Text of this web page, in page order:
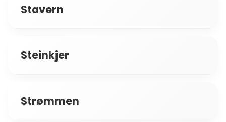
Stavern
Steinkjer
Strømmen